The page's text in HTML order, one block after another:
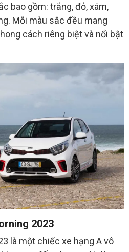
bao gồm: trắng, đỏ, xám,
Mỗi màu sắc đều mang
cách riêng biệt và nổi bật
2023
là một chiếc xe hạng A vô